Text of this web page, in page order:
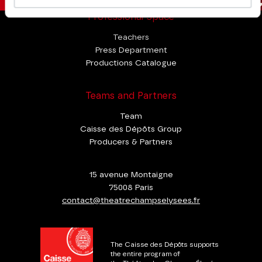
Professional Space
Teachers
Press Department
Productions Catalogue
Teams and Partners
Team
Caisse des Dépôts Group
Producers & Partners
15 avenue Montaigne
75008 Paris
contact@theatrechampselysees.fr
The Caisse des Dépôts supports
the entire program of